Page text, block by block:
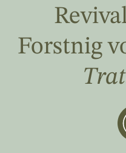
Forstnig